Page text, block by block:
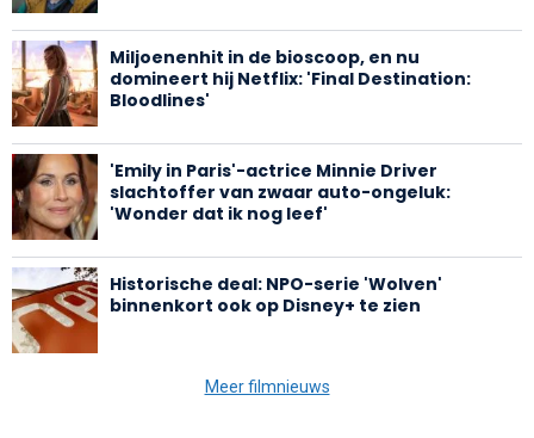
Miljoenenhit in de bioscoop, en nu
domineert hij Netflix: 'Final Destination:
Bloodlines'
'Emily in Paris'-actrice Minnie Driver
slachtoffer van zwaar auto-ongeluk:
'Wonder dat ik nog leef'
Historische deal: NPO-serie 'Wolven'
binnenkort ook op Disney+ te zien
Meer filmnieuws